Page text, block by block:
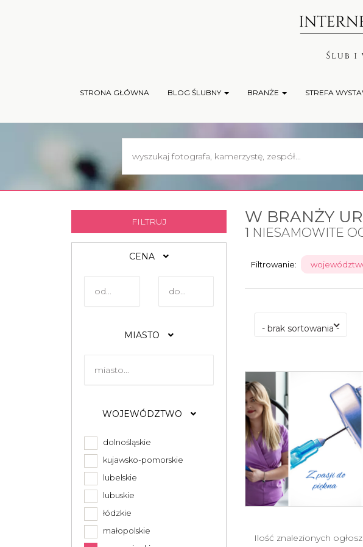
STRONA GŁÓWNA BLOG ŚLUBNY BRANŻE STREFA
FILTRUJ
CENA
MIASTO
WOJEWÓDZTWO
dolnośląskie
kujawsko-pomorskie
lubelskie
lubuskie
łódzkie
małopolskie
W BRANŻY
1 NIESAMOWITE
Filtrowanie:
- brak sortowania -
Ilość znalezionych